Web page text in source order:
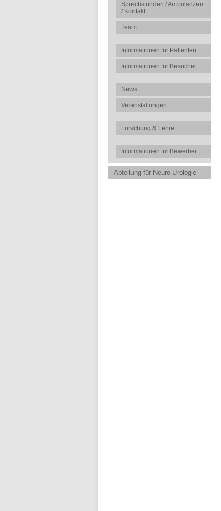
Sprechstunden / Ambulanzen
/ Kontakt
Team
Informationen für Patienten
Informationen für Besucher
News
Veranstaltungen
Forschung & Lehre
Informationen für Bewerber
Abteilung für Neuro-Urologie